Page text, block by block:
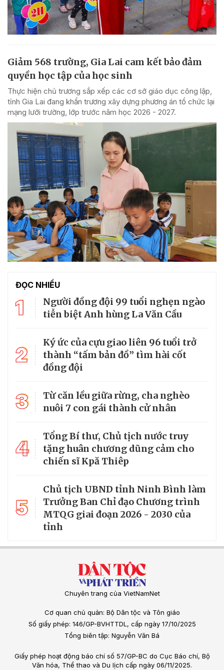
Giảm 568 trường, Gia Lai cam kết bảo đảm
quyền học tập của học sinh
Thực hiện chủ trương sắp xếp các cơ sở giáo dục công lập,
tỉnh Gia Lai đang khẩn trương xây dựng phương án tổ chức lại
mạng lưới trường, lớp trước năm học 2026 - 2027.
ĐỌC NHIỀU
1
Người đồng đội 99 tuổi nghẹn ngào
tiễn biệt Anh hùng La Văn Cầu
2
Ký ức của cựu giao liên 96 tuổi trở
thành “tấm bản đồ” tìm hài cốt
đồng đội
3
Từ căn lều giữa rừng, cha nghèo
nuôi 7 con gái thành cử nhân
4
Tổng Bí thư, Chủ tịch nước truy
tặng huân chương dũng cảm cho
chiến sĩ Kpă Thiêp
5
Chủ tịch UBND tỉnh Ninh Bình làm
Trưởng Ban Chỉ đạo Chương trình
MTQG giai đoạn 2026 - 2030 của
tỉnh
Chuyên trang của VietNamNet
Cơ quan chủ quản: Bộ Dân tộc và Tôn giáo
Số giấy phép: 146/GP-BVHTTDL, cấp ngày 17/10/2025
Tổng biên tập: Nguyễn Văn Bá
Giấy phép hoạt động báo chí số 57/GP-BC do Cục Báo chí, Bộ
Văn hóa, Thể thao và Du lịch cấp ngày 06/11/2025.